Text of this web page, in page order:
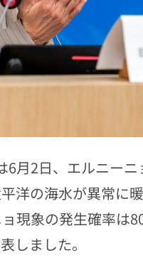
6月2日、エルニー
洋の海水が異常に
現象の発生確率は
しました。